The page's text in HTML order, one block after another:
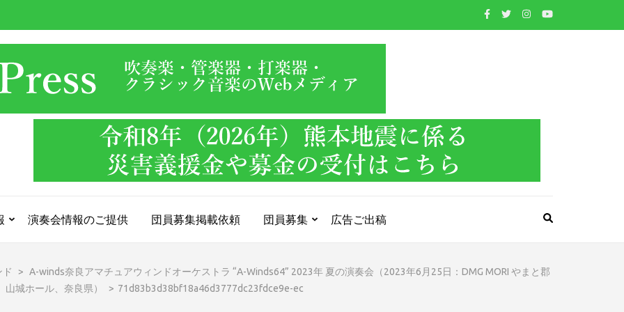
PRESS
演奏会情報のご提供 団員募集掲載依頼 団員募集 広告ご出稿
> A-winds奈良アマチュアウィンドオーケストラ “A-Winds64” 2023年 夏の演奏会（2023年6月25日：DMG MORI やまと郡
山城ホール、奈良県）
> 71d83b3d38bf18a46d3777dc23fdce9e-ec